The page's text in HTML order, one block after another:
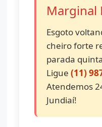
Marginal
Esgoto
cheiro forte
parada
Ligue(11)
Atendemos
Jundiaí!